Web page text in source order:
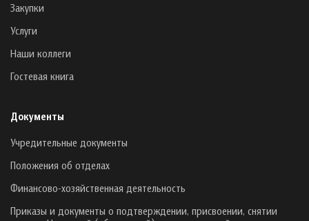
Закупки
Услуги
Наши коллеги
Гостевая книга
Документы
Учредительные документы
Положения об отделах
Финансово-хозяйственная деятельность
Приказы и документы о подтверждении, присвоении, снятии